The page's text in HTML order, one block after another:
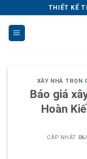
dung
THIẾT KẾ
XÂY NHÀ TRỌN
Báo giá
Hoàn
CẬP NHẬT